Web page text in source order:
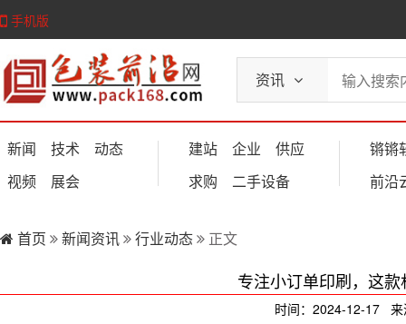
手机版
资讯
新闻 技术
动态
视频
展会
建站 企业
供应
求购
二手设备
锵锵
前沿
首页 新闻资讯 行业动态 正文
专注小订单印刷，这
时间：2024-12-17